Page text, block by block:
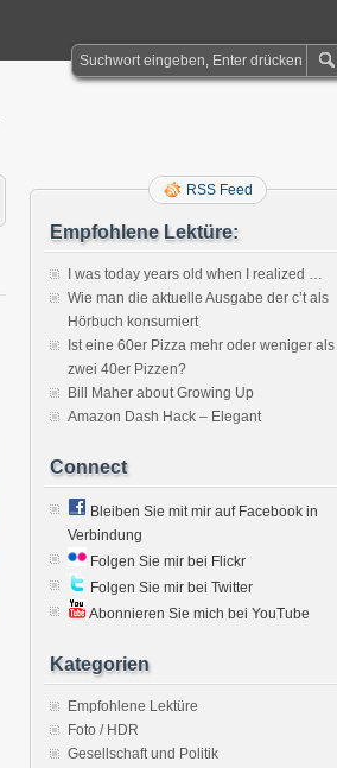
RSS Feed
Empfohlene Lektüre:
I was today years old when I realized …
Wie man die aktuelle Ausgabe der c’t als
Hörbuch konsumiert
Ist eine 60er Pizza mehr oder weniger als
zwei 40er Pizzen?
Bill Maher about Growing Up
Amazon Dash Hack – Elegant
Connect
Bleiben Sie mit mir auf Facebook in
Verbindung
Folgen Sie mir bei Flickr
Folgen Sie mir bei Twitter
Abonnieren Sie mich bei YouTube
Kategorien
Empfohlene Lektüre
Foto / HDR
Gesellschaft und Politik